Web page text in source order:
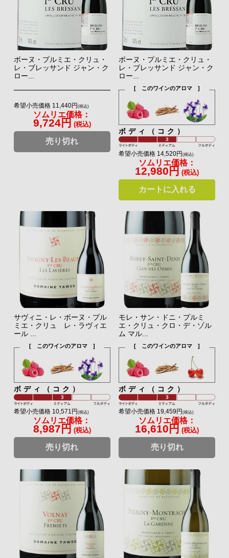
ボーヌ・プルミエ・クリュ・
レ・ブレッサンド ジャン・ク
ロー...
希望小売価格 11,440円 (税込)
ソムリエ価格：
9,724円 (税込)
売り切れ
ボーヌ・プルミエ・クリュ・
レ・ブレッサンド ジャン・ク
ロー...
[ このワインのアロマ ]
ボディ（コク）
希望小売価格 14,520円(税込)
ソムリエ価格：
12,980円 (税込)
カートに入れる
サヴィニ・レ・ボーヌ・プル
ミエ・クリュ レ・ラヴィエ
ール ...
[ このワインのアロマ ]
ボディ（コク）
希望小売価格 10,571円 (税込)
ソムリエ価格：
8,987円 (税込)
売り切れ
モレ・サン・ドニ・プルミ
エ・クリュ・クロ・デ・ゾル
ム マル...
[ このワインのアロマ ]
ボディ（コク）
希望小売価格 19,459円(税込)
ソムリエ価格：
16,610円 (税込)
売り切れ